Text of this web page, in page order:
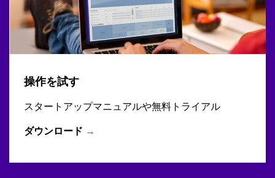
操作を試す
スタートアップマニュアルや無料トライアル
ダウンロード →